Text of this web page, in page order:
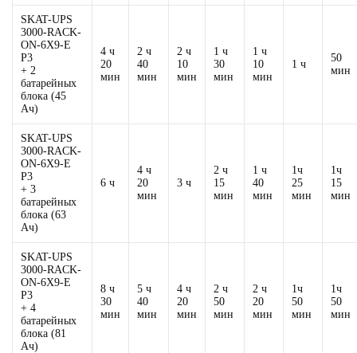
SKAT-UPS
3000-RACK-
ON-6X9-E
P3
+ 2
батарейных
блока (45
Ач)
4 ч
20
мин
2 ч
40
мин
2 ч
10
мин
1 ч
30
мин
1 ч
10
мин
1 ч
50
мин
SKAT-UPS
3000-RACK-
ON-6X9-E
P3
+ 3
батарейных
блока (63
Ач)
6 ч
4 ч
20
мин
3 ч
2 ч
15
мин
1 ч
40
мин
1ч
25
мин
1ч
15
мин
SKAT-UPS
3000-RACK-
ON-6X9-E
P3
+ 4
батарейных
блока (81
Ач)
8 ч
30
мин
5 ч
40
мин
4 ч
20
мин
2 ч
50
мин
2 ч
20
мин
1ч
50
мин
1ч
50
мин